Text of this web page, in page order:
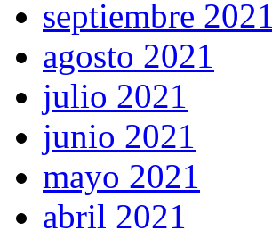
septiembre 2021
agosto 2021
julio 2021
junio 2021
mayo 2021
abril 2021